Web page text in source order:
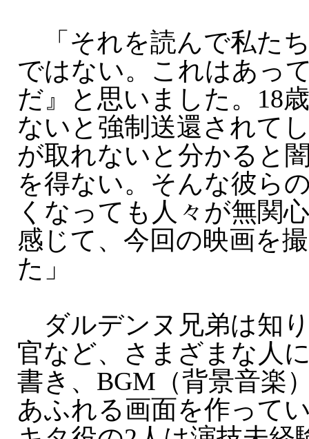
「それを読んで私た
ではない。これはあっ
だ』と思いました。18
ないと強制送還されて
が取れないと分かると
を得ない。そんな彼ら
くなっても人々が無関
感じて、今回の映画を
た」
ダルデンヌ兄弟は知
官など、さまざまな人
書き、BGM（背景音楽
あふれる画面を作って